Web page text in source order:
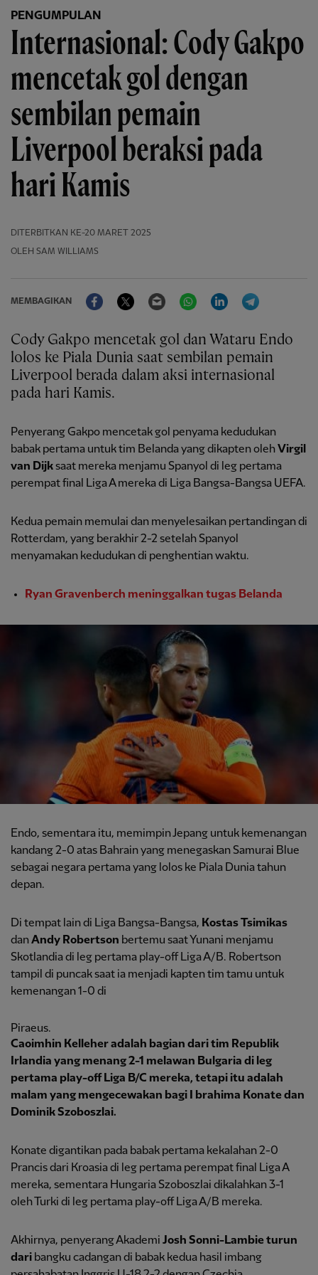
PENGUMPULAN
Internasional: Cody Gakpo
mencetak gol dengan
sembilan pemain
Liverpool beraksi pada
hari Kamis
DITERBITKAN KE-20 MARET 2025
OLEH SAM WILLIAMS
MEMBAGIKAN
FacebookTwitter Email WhatsAppLinkedIn
Cody Gakpo mencetak gol dan Wataru Endo
lolos ke Piala Dunia saat sembilan pemain
Liverpool berada dalam aksi internasional
pada hari Kamis.
Penyerang Gakpo mencetak gol penyama kedudukan
babak pertama untuk tim Belanda yang dikapten olehVirgil
van Dijksaat mereka menjamu Spanyol di leg pertama
perempat final Liga A mereka di Liga Bangsa-Bangsa UEFA.
Kedua pemain memulai dan menyelesaikan pertandingan di
Rotterdam, yang berakhir 2-2 setelah Spanyol
menyamakan kedudukan di penghentian waktu.
Ryan Gravenberch meninggalkan tugas Belanda
Endo, sementara itu, memimpin Jepang untuk kemenangan
kandang 2-0 atas Bahrain yang menegaskan Samurai Blue
sebagai negara pertama yang lolos ke Piala Dunia tahun
depan.
Di tempat lain di Liga Bangsa-Bangsa, Kostas Tsimikas
danAndy Robertson bertemu saat Yunani menjamu
Skotlandia di leg pertama play-off Liga A/B. Robertson
tampil di puncak saat ia menjadi kapten tim tamu untuk
kemenangan 1-0 di
Piraeus.
Caoimhin Kelleheradalah bagian dari tim Republik
Irlandia yang menang 2-1 melawan Bulgaria di leg
pertama play-off Liga B/C mereka, tetapi itu adalah
malam yang mengecewakan bagi
brahima Konate dan
Dominik Szoboszlai.
Konate digantikan pada babak pertama kekalahan 2-0
Prancis dari Kroasia di leg pertama perempat final Liga A
mereka, sementara Hungaria Szoboszlai dikalahkan 3-1
oleh Turki di leg pertama play-off Liga A/B mereka.
Akhirnya, penyerang Akademi Josh Sonni-Lambie turun
dari bangku cadangan di babak kedua hasil imbang